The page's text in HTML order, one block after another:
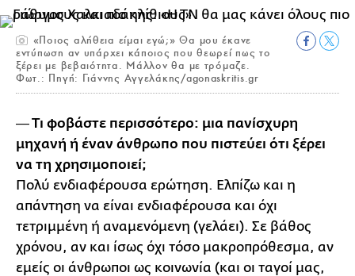
«Ποιος αλήθεια είμαι εγώ;» Θα μου έκανε
εντύπωση αν υπάρχει κάποιος που θεωρεί πως το
ξέρει με βεβαιότητα. Μάλλον θα με τρόμαζε.
Φωτ.: Πηγή: Γιάννης Αγγελάκης/agonaskritis.gr
― Τι φοβάστε περισσότερο: μια πανίσχυρη
μηχανή ή έναν άνθρωπο που πιστεύει ότι ξέρει
να τη χρησιμοποιεί;
Πολύ ενδιαφέρουσα ερώτηση. Ελπίζω και η
απάντηση να είναι ενδιαφέρουσα και όχι
τετριμμένη ή αναμενόμενη (γελάει). Σε βάθος
χρόνου, αν και ίσως όχι τόσο μακροπρόθεσμα, αν
εμείς οι άνθρωποι ως κοινωνία (και οι ταγοί μας,